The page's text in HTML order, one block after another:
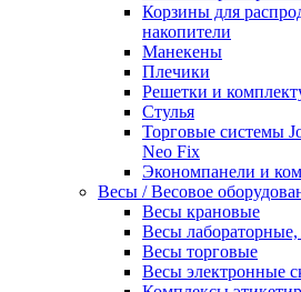
Корзины для
накопители
Манекены
Плечики
Решетки и
Стулья
Торговые системы
Neo Fix
Экономпанели и
Весы / Весовое
Весы крановые
Весы
Весы торговые
Весы электронные